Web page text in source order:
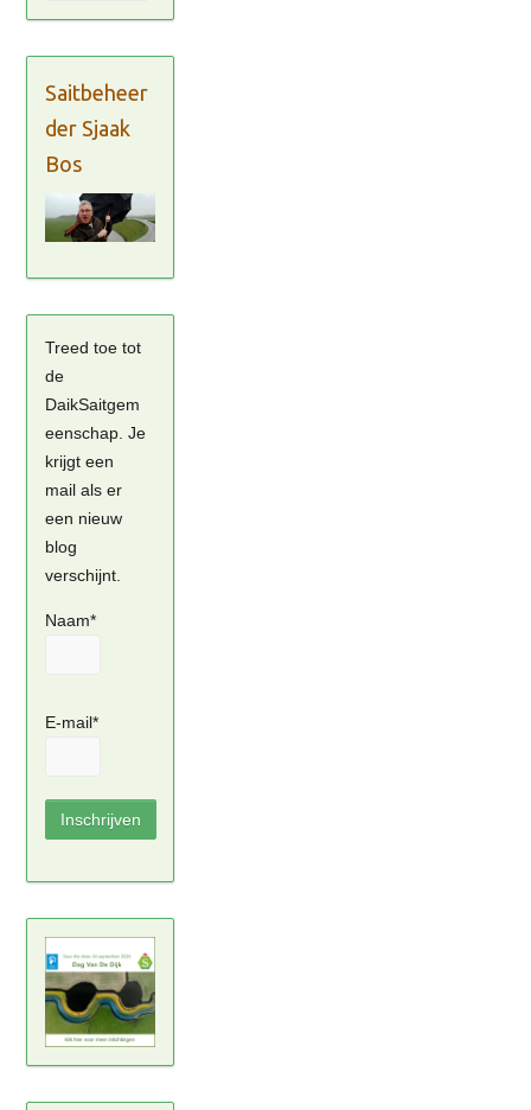
Saitbeheer
der Sjaak
Bos
Treed toe tot
de
DaikSaitgem
eenschap. Je
krijgt een
mail als er
een nieuw
blog
verschijnt.
Naam*
E-mail*